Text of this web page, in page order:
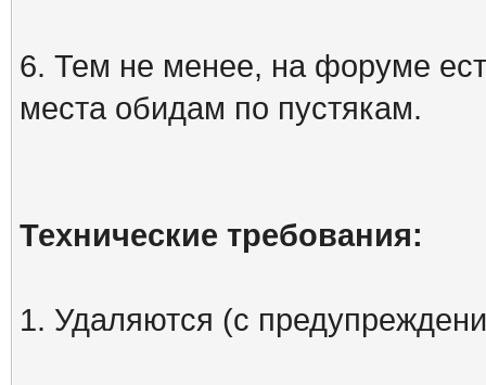
6. Тем не менее, на форуме
места обидам по пустякам.
Технические требования:
1. Удаляются (с